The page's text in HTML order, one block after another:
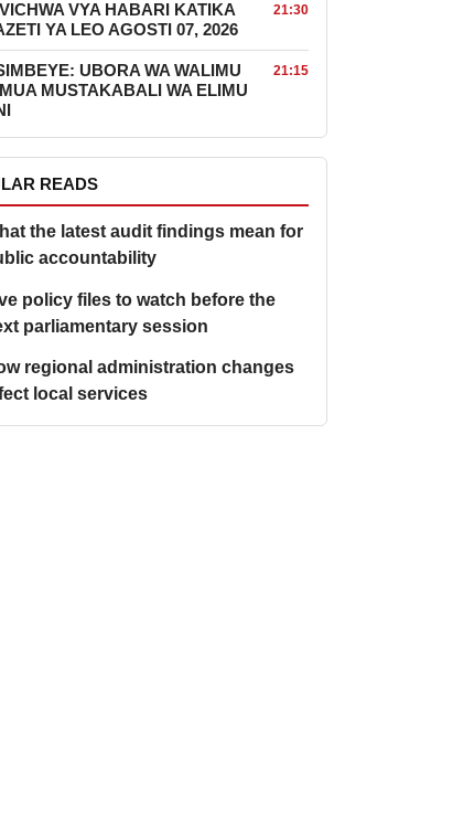
VYA HABARI KATIKA
YA LEO AGOSTI 07, 2026
21:30
UBORA WA WALIMU
MUSTAKABALI WA ELIMU
21:15
READS
the latest audit findings mean for
accountability
policy files to watch before the
parliamentary session
regional administration changes
local services